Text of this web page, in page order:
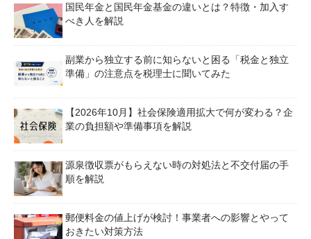
国民年金と国民年金基金の違いとは？特徴・加入す
べき人を解説
副業から独立する前に知らないと困る「税金と独立
準備」の注意点を税理士に聞いてみた
【2026年10月】社会保険適用拡大で何が変わる？企
業の負担額や準備事項を解説
源泉徴収票がもらえない時の対処法と不交付届の手
順を解説
郵便料金の値上げが検討！事業者への影響とやって
おきたい対策方法